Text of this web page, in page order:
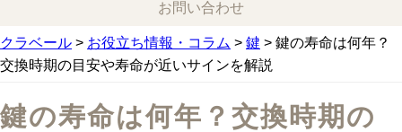
お問い合わせ
クラベール > お役立ち情報・コラム > 鍵 > 鍵の寿命は何年？
交換時期の目安や寿命が近いサインを解説
鍵の寿命は何年？交換時期の